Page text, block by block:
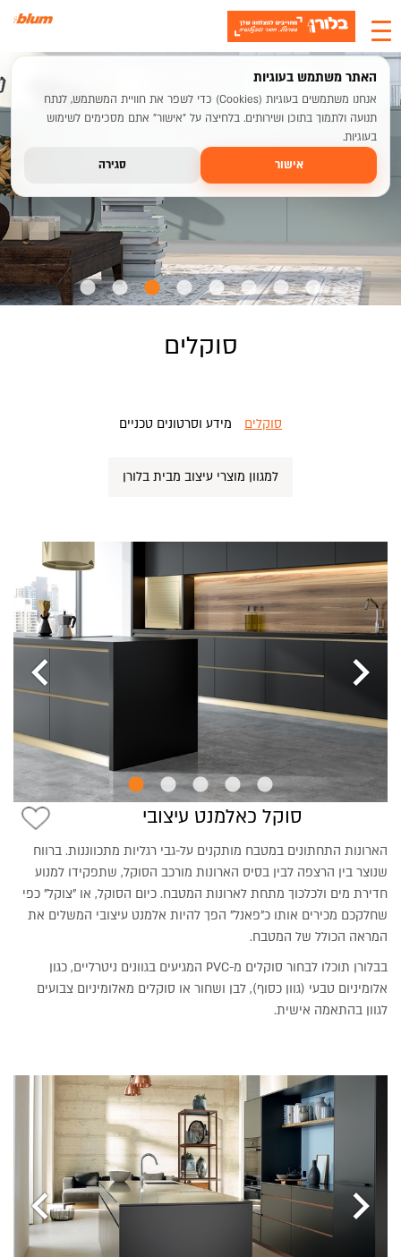
האתר משתמש בעוגיות
אנחנו משתמשים בעוגיות (Cookies) כדי לשפר את חוויית המשתמש, לנתח
תנועה ולתמוך בתוכן ושירותים. בלחיצה על "אישור" אתם מסכימים לשימוש
בעוגיות.
אישור
סגירה chevron_left chevron_right
סוקלים
סוקלים מידע וסרטונים טכניים
למגוון מוצרי עיצוב מבית בלורן
chevron_left chevron_right
סוקל כאלמנט עיצובי
הארונות התחתונים במטבח מותקנים על-גבי רגליות מתכווננות. ברווח
שנוצר בין הרצפה לבין בסיס הארונות מורכב הסוקל, שתפקידו למנוע
חדירת מים ולכלכוך מתחת לארונות המטבח. כיום הסוקל, או "צוקל" כפי
שחלקכם מכירים אותו כ"פאנל" הפך להיות אלמנט עיצובי המשלים את
המראה הכולל של המטבח.
בבלורן תוכלו לבחור סוקלים מ-PVC המגיעים בגוונים ניטרליים, כגון
אלומיניום טבעי (גוון כסוף), לבן ושחור או סוקלים מאלומיניום צבועים
לגוון בהתאמה אישית.
chevron_left chevron_right